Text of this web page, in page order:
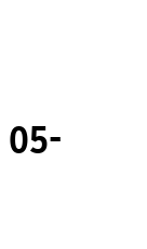
05-